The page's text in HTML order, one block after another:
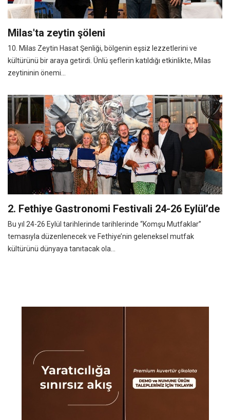
Milas'ta zeytin şöleni
10. Milas Zeytin Hasat Şenliği, bölgenin eşsiz lezzetlerini ve
kültürünü bir araya getirdi. Ünlü şeflerin katıldığı etkinlikte, Milas
zeytininin önemi...
2. Fethiye Gastronomi Festivali 24-26 Eylül’de
Bu yıl 24-26 Eylül tarihlerinde tarihlerinde “Komşu Mutfaklar”
temasıyla düzenlenecek ve Fethiye’nin geleneksel mutfak
kültürünü dünyaya tanıtacak ola...